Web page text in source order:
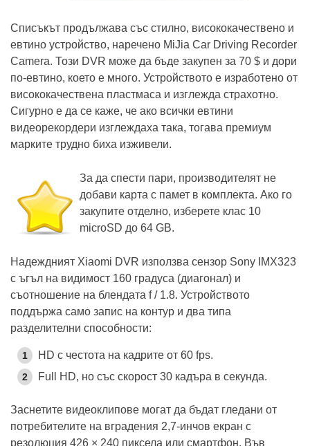
Списъкът продължава със стилно, висококачествено и
евтино устройство, наречено MiJia Car Driving Recorder
Camera. Този DVR може да бъде закупен за 70 $ и дори
по-евтино, което е много. Устройството е изработено от
висококачествена пластмаса и изглежда страхотно.
Сигурно е да се каже, че ако всички евтини
видеорекордери изглеждаха така, тогава премиум
марките трудно биха изживели.
За да спести пари, производителят не
добави карта с памет в комплекта. Ако го
закупите отделно, изберете клас 10
microSD до 64 GB.
Надеждният Xiaomi DVR използва сензор Sony IMX323
с ъгъл на видимост 160 градуса (диагонал) и
съотношение на блендата f / 1.8. Устройството
поддържа само запис на контур и два типа
разделителни способности:
HD с честота на кадрите от 60 fps.
Full HD, но със скорост 30 кадъра в секунда.
Заснетите видеоклипове могат да бъдат гледани от
потребителите на вградения 2,7-инчов екран с
резолюция 426 × 240 пиксела или смартфон. Във